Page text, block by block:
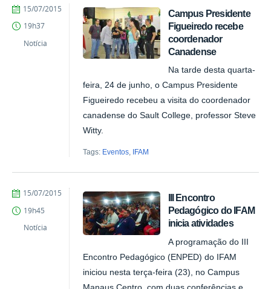
Campus Presidente
Figueiredo recebe
coordenador
Canadense
Na tarde desta quarta-
feira, 24 de junho, o Campus Presidente
Figueiredo recebeu a visita do coordenador
canadense do Sault College, professor Steve
Witty.
Tags: Eventos, IFAM
by
Costa
Published
15/07/2015
19h37
Notícia
III Encontro
Pedagógico do IFAM
inicia atividades
A programação do III
Encontro Pedagógico (ENPED) do IFAM
iniciou nesta terça-feira (23), no Campus
Manaus Centro, com duas conferências e
by
Costa
Published
15/07/2015
19h45
Notícia